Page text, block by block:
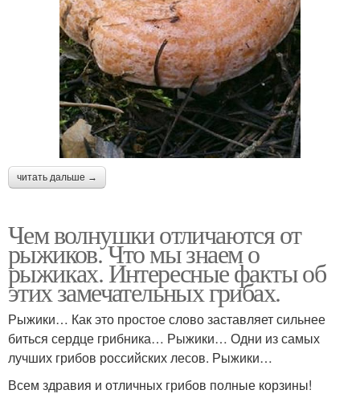
читать дальше →
Чем волнушки отличаются от
рыжиков. Что мы знаем о
рыжиках. Интересные факты об
этих замечательных грибах.
Рыжики… Как это простое слово заставляет сильнее
биться сердце грибника… Рыжики… Одни из самых
лучших грибов российских лесов. Рыжики…
Всем здравия и отличных грибов полные корзины!